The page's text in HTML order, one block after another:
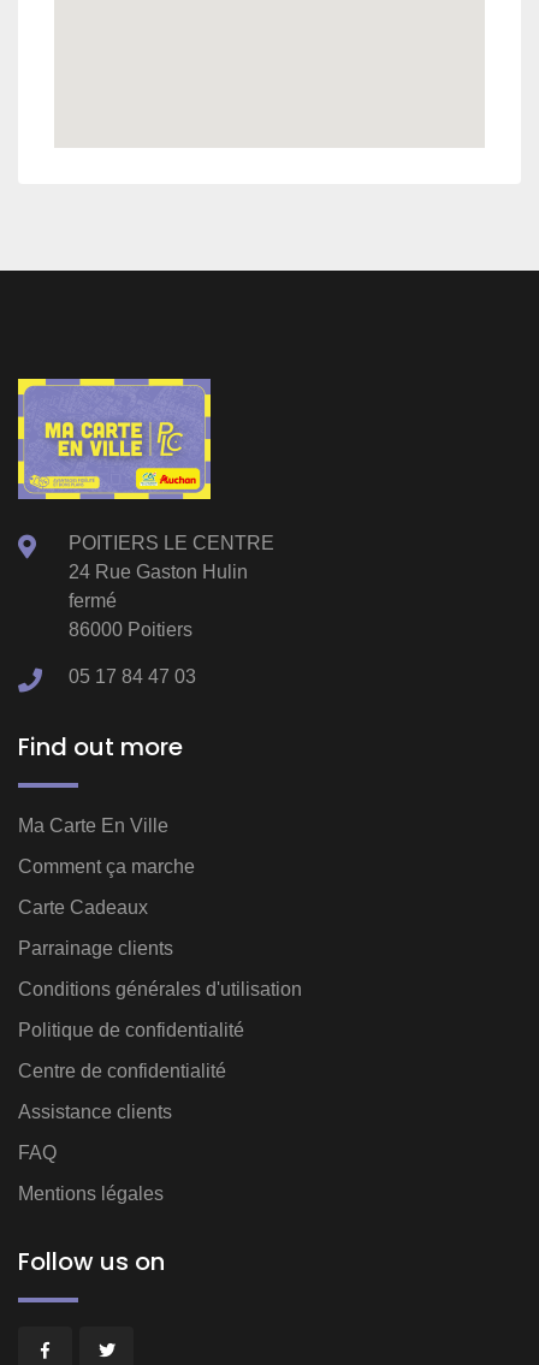
POITIERS LE CENTRE
24 Rue Gaston Hulin
fermé
86000 Poitiers
05 17 84 47 03
Find out more
Ma Carte En Ville
Comment ça marche
Carte Cadeaux
Parrainage clients
Conditions générales d'utilisation
Politique de confidentialité
Centre de confidentialité
Assistance clients
FAQ
Mentions légales
Follow us on